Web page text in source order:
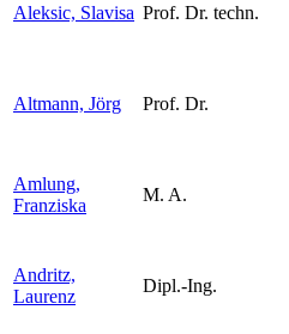
Aleksic, Slavisa Prof. Dr. techn.
Altmann, Jörg Prof. Dr.
Amlung,
Franziska
M. A.
Andritz,
Laurenz
Dipl.-Ing.